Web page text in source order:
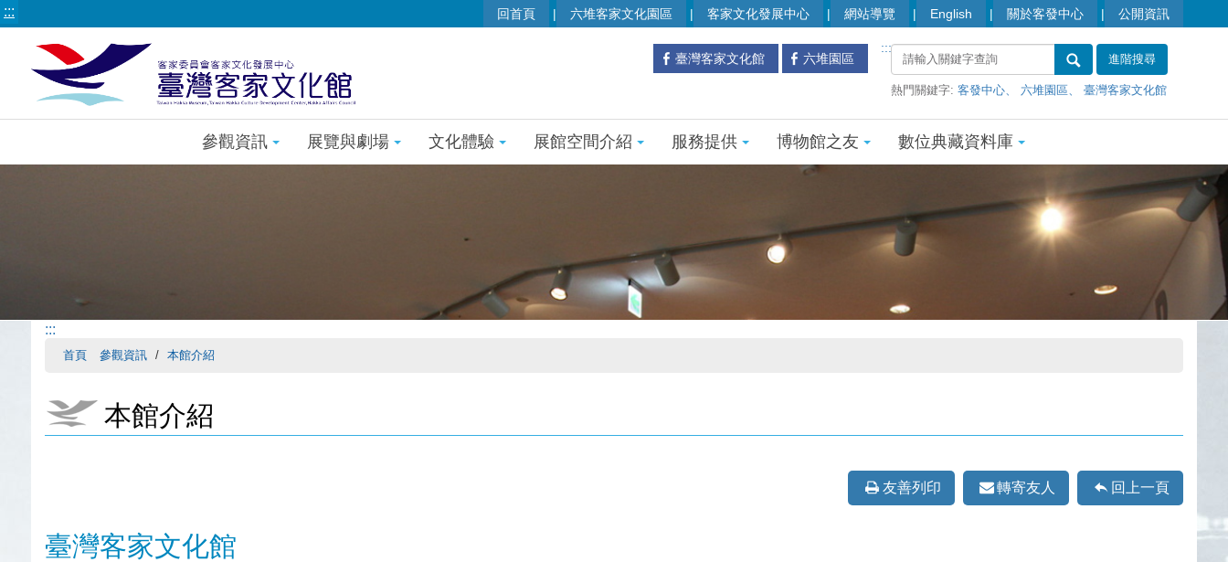
::: 回首頁 六堆客家文化園區 客家文化發展中心 網站導覽 English 關於客發中心 公開資訊
:::
進階搜尋
熱門關鍵字:客發中心 六堆園區 臺灣客家文化館
臺灣客家文化館 六堆園區
參觀資訊 展覽與劇場 文化體驗 展館空間介紹 服務提供 博物館之友 數位典藏資料庫
:::
首頁 參觀資訊 本館介紹
本館介紹
友善列印 轉寄友人 回上一頁
臺灣客家文化館